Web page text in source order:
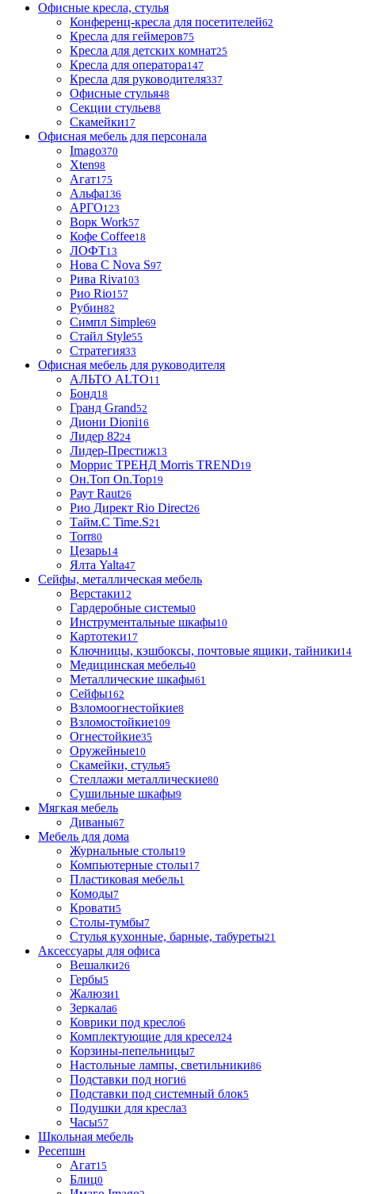
Офисные кресла, стулья
Конференц-кресла для посетителей62
Кресла для геймеров75
Кресла для детских комнат25
Кресла для оператора147
Кресла для руководителя337
Офисные стулья48
Секции стульев8
Скамейки17
Офисная мебель для персонала
Imago370
Xten98
Агат175
Альфа136
АРГО123
Ворк Work57
Кофе Coffee18
ЛОФТ13
Нова С Nova S97
Рива Riva103
Рио Rio157
Рубин82
Симпл Simple69
Стайл Style55
Стратегия33
Офисная мебель для руководителя
АЛЬТО ALTO11
Бонд18
Гранд Grand52
Диони Dioni16
Лидер 8224
Лидер-Престиж13
Моррис ТРЕНД Morris TREND19
Он.Топ On.Top19
Раут Raut26
Рио Директ Rio Direct26
Тайм.С Time.S21
Torr80
Цезарь14
Ялта Yalta47
Сейфы, металлическая мебель
Верстаки12
Гардеробные системы0
Инструментальные шкафы10
Картотеки17
Ключницы, кэшбоксы, почтовые ящики, тайники14
Медицинская мебель40
Металлические шкафы61
Сейфы162
Взломоогнестойкие8
Взломостойкие109
Огнестойкие35
Оружейные10
Скамейки, стулья5
Стеллажи металлические80
Сушильные шкафы9
Мягкая мебель
Диваны67
Мебель для дома
Журнальные столы19
Компьютерные столы17
Пластиковая мебель1
Комоды7
Кровати5
Столы-тумбы7
Стулья кухонные, барные, табуреты21
Аксессуары для офиса
Вешалки26
Гербы5
Жалюзи1
Зеркала6
Коврики под кресло6
Комплектующие для кресел24
Корзины-пепельницы7
Настольные лампы, светильники86
Подставки под ноги6
Подставки под системный блок5
Подушки для кресла3
Часы57
Школьная мебель
Ресепшн
Агат15
Блиц0